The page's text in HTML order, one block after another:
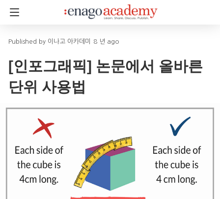
이나고 아카데미 8 년 ago
[인포그래픽] 논문에서 올바른
단위 사용법